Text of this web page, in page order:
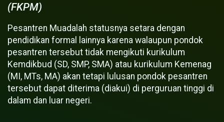
(FKPM)
Pesantren Muadalah statusnya setara dengan
pendidikan formal lainnya karena walaupun pondok
pesantren tersebut tidak mengikuti kurikulum
Kemdikbud (SD, SMP, SMA) atau kurikulum Kemenag
(MI, MTs, MA) akan tetapi lulusan pondok pesantren
tersebut dapat diterima (diakui) di perguruan tinggi di
dalam dan luar negeri.